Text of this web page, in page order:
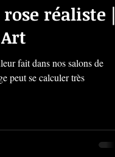
rose réaliste |
fait dans nos salons de
peut se calculer très